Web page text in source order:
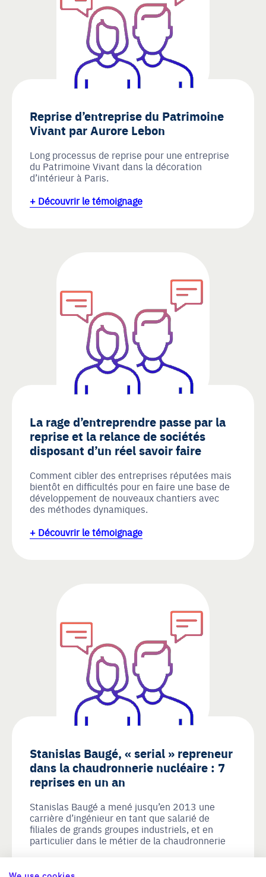
Reprise d’entreprise du Patrimoine
Vivant par Aurore Lebon
Long processus de reprise pour une entreprise
du Patrimoine Vivant dans la décoration
d’intérieur à Paris.
+ Découvrir le témoignage
La rage d’entreprendre passe par la
reprise et la relance de sociétés
disposant d’un réel savoir faire
Comment cibler des entreprises réputées mais
bientôt en difficultés pour en faire une base de
développement de nouveaux chantiers avec
des méthodes dynamiques.
+ Découvrir le témoignage
Stanislas Baugé, « serial » repreneur
dans la chaudronnerie nucléaire : 7
reprises en un an
Stanislas Baugé a mené jusqu’en 2013 une
carrière d’ingénieur en tant que salarié de
filiales de grands groupes industriels, et en
particulier dans le métier de la chaudronnerie